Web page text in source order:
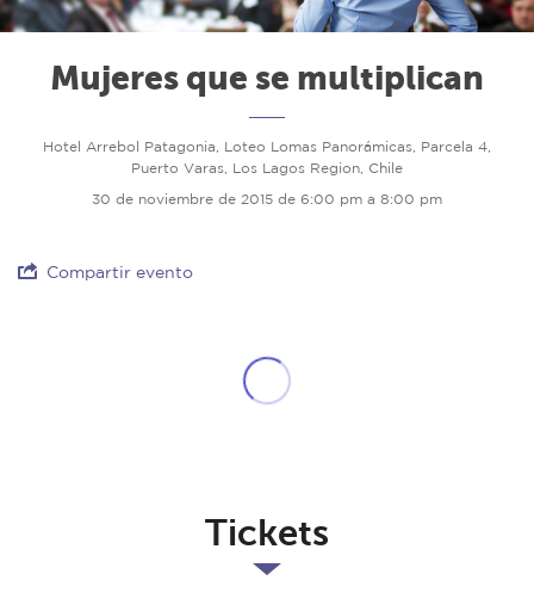
Mujeres que se multiplican
Hotel Arrebol Patagonia, Loteo Lomas Panorámicas, Parcela 4,
Puerto Varas, Los Lagos Region, Chile
30 de noviembre de 2015 de 6:00 pm a 8:00 pm
Compartir evento
Tickets